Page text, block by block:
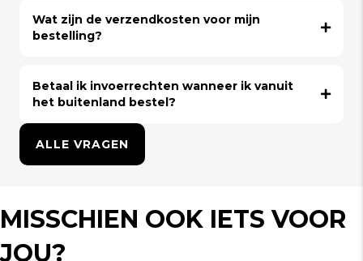
Wat zijn de verzendkosten voor mijn
bestelling?
Betaal ik invoerrechten wanneer ik vanuit
het buitenland bestel?
ALLE VRAGEN
MISSCHIEN OOK IETS VOOR
JOU?